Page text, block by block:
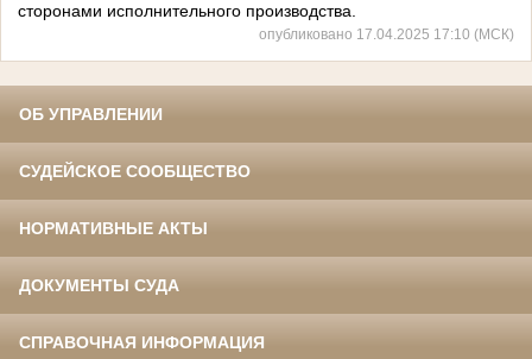
сторонами исполнительного производства.
опубликовано 17.04.2025 17:10 (МСК)
ОБ УПРАВЛЕНИИ
СУДЕЙСКОЕ СООБЩЕСТВО
НОРМАТИВНЫЕ АКТЫ
ДОКУМЕНТЫ СУДА
СПРАВОЧНАЯ ИНФОРМАЦИЯ